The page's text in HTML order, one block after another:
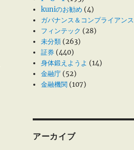
kuniのお勧め (4)
ガバナンス＆コンプライアンス
フィンテック (28)
未分類 (263)
証券 (440)
身体鍛えようよ (14)
金融庁 (52)
金融機関 (107)
アーカイブ